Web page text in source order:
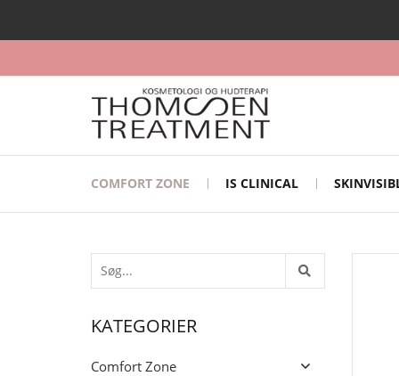
COMFORT ZONE IS CLINICAL
KATEGORIER
Comfort Zone 